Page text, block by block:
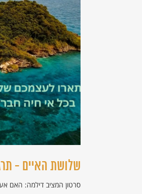
שלושת האיים -
סרטון המציב דילמה: האם